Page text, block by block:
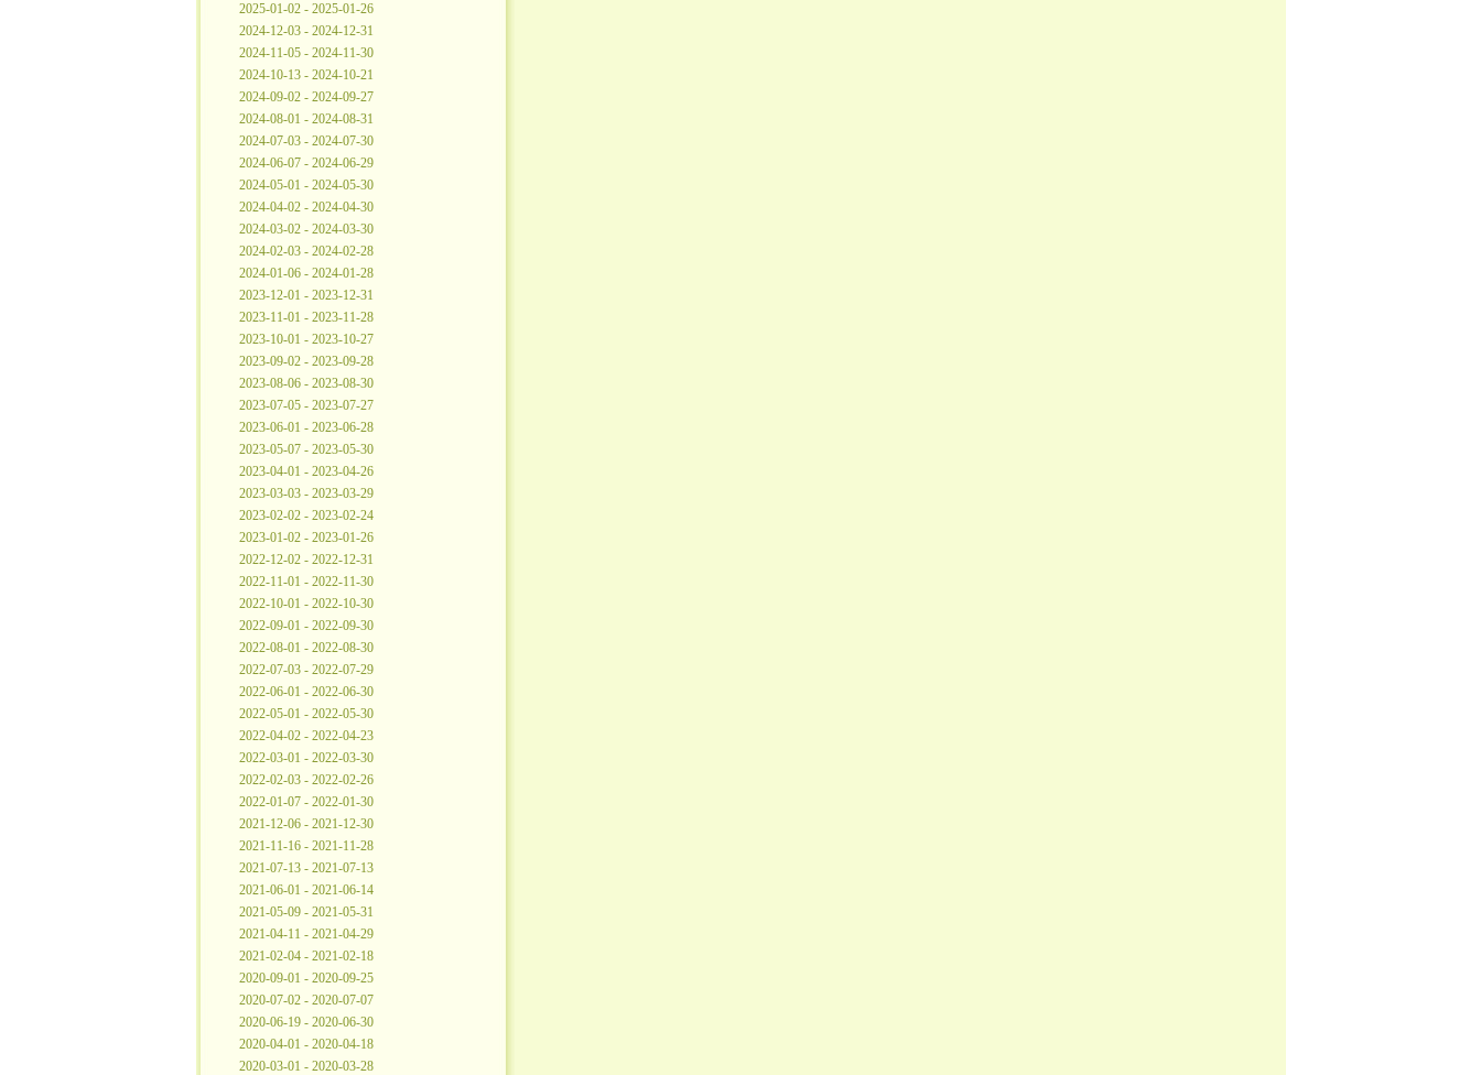
2025-01-02 - 2025-01-26
2024-12-03 - 2024-12-31
2024-11-05 - 2024-11-30
2024-10-13 - 2024-10-21
2024-09-02 - 2024-09-27
2024-08-01 - 2024-08-31
2024-07-03 - 2024-07-30
2024-06-07 - 2024-06-29
2024-05-01 - 2024-05-30
2024-04-02 - 2024-04-30
2024-03-02 - 2024-03-30
2024-02-03 - 2024-02-28
2024-01-06 - 2024-01-28
2023-12-01 - 2023-12-31
2023-11-01 - 2023-11-28
2023-10-01 - 2023-10-27
2023-09-02 - 2023-09-28
2023-08-06 - 2023-08-30
2023-07-05 - 2023-07-27
2023-06-01 - 2023-06-28
2023-05-07 - 2023-05-30
2023-04-01 - 2023-04-26
2023-03-03 - 2023-03-29
2023-02-02 - 2023-02-24
2023-01-02 - 2023-01-26
2022-12-02 - 2022-12-31
2022-11-01 - 2022-11-30
2022-10-01 - 2022-10-30
2022-09-01 - 2022-09-30
2022-08-01 - 2022-08-30
2022-07-03 - 2022-07-29
2022-06-01 - 2022-06-30
2022-05-01 - 2022-05-30
2022-04-02 - 2022-04-23
2022-03-01 - 2022-03-30
2022-02-03 - 2022-02-26
2022-01-07 - 2022-01-30
2021-12-06 - 2021-12-30
2021-11-16 - 2021-11-28
2021-07-13 - 2021-07-13
2021-06-01 - 2021-06-14
2021-05-09 - 2021-05-31
2021-04-11 - 2021-04-29
2021-02-04 - 2021-02-18
2020-09-01 - 2020-09-25
2020-07-02 - 2020-07-07
2020-06-19 - 2020-06-30
2020-04-01 - 2020-04-18
2020-03-01 - 2020-03-28